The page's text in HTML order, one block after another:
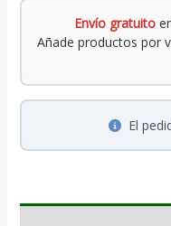
Envío gratuito
Añade productos por
El